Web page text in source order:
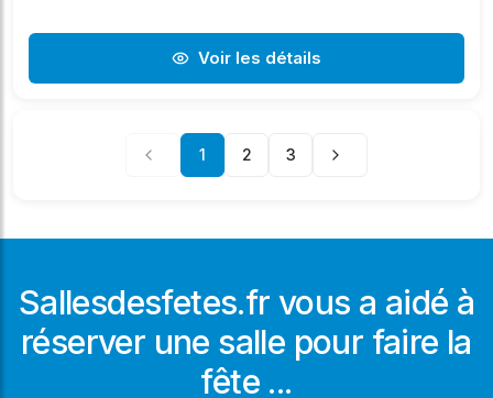
Voir les détails
1 2 3
Sallesdesfetes.fr vous a aidé à
réserver une salle pour faire la
fête ...